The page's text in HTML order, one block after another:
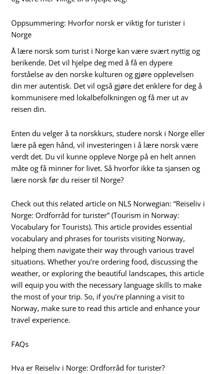
Oppsummering: Hvorfor norsk er viktig for turister i
Norge
Å lære norsk som turist i Norge kan være svært nyttig og
berikende. Det vil hjelpe deg med å få en dypere
forståelse av den norske kulturen og gjøre opplevelsen
din mer autentisk. Det vil også gjøre det enklere for deg å
kommunisere med lokalbefolkningen og få mer ut av
reisen din.
Enten du velger å ta norskkurs, studere norsk i Norge eller
lære på egen hånd, vil investeringen i å lære norsk være
verdt det. Du vil kunne oppleve Norge på en helt annen
måte og få minner for livet. Så hvorfor ikke ta sjansen og
lære norsk før du reiser til Norge?
Check out this related article on NLS Norwegian: “Reiseliv i
Norge: Ordforråd for turister” (Tourism in Norway:
Vocabulary for Tourists). This article provides essential
vocabulary and phrases for tourists visiting Norway,
helping them navigate their way through various travel
situations. Whether you’re ordering food, discussing the
weather, or exploring the beautiful landscapes, this article
will equip you with the necessary language skills to make
the most of your trip. So, if you’re planning a visit to
Norway, make sure to read this article and enhance your
travel experience.
FAQs
Hva er Reiseliv i Norge: Ordforråd for turister?